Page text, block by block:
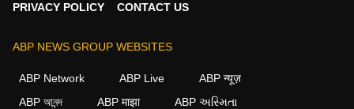
अभ्यर्थियों को परीक्षा शुल्क वापस करने का फैसला लिया. इसके लिए
की राशि सीधे उनके खाते में भेजी जा सके.
PRIVACY POLICY
CONTACT US
ABP NEWS GROUP WEBSITES
ABP Network ABP Live
ABP न्यूज़
ABP আনন্দ
ABP माझा ABP અસ્મિતા